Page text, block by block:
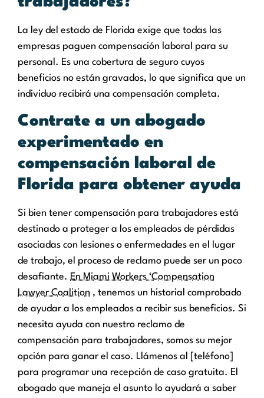
La ley del estado de Florida exige que todas las
empresas paguen compensación laboral para su
personal. Es una cobertura de seguro cuyos
beneficios no están gravados, lo que significa que un
individuo recibirá una compensación completa.
Contrate a un abogado
experimentado en
compensación laboral de
Florida para obtener ayuda
Si bien tener compensación para trabajadores está
destinado a proteger a los empleados de pérdidas
asociadas con lesiones o enfermedades en el lugar
de trabajo, el proceso de reclamo puede ser un poco
desafiante. En Miami Workers ‘Compensation
Lawyer Coalition , tenemos un historial comprobado
de ayudar a los empleados a recibir sus beneficios. Si
necesita ayuda con nuestro reclamo de
compensación para trabajadores, somos su mejor
opción para ganar el caso. Llámenos al [teléfono]
para programar una recepción de caso gratuita. El
abogado que maneja el asunto lo ayudará a saber